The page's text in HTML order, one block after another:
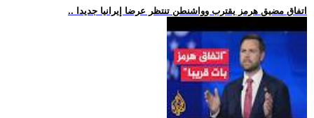
.. اتفاق مضيق هرمز يقترب وواشنطن تنتظر عرضا إيرانيا جديدا